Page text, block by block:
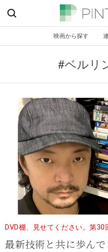
映画から探す
#ベルリ
DVD棚、見せてください。第
最新技術と共に歩ん